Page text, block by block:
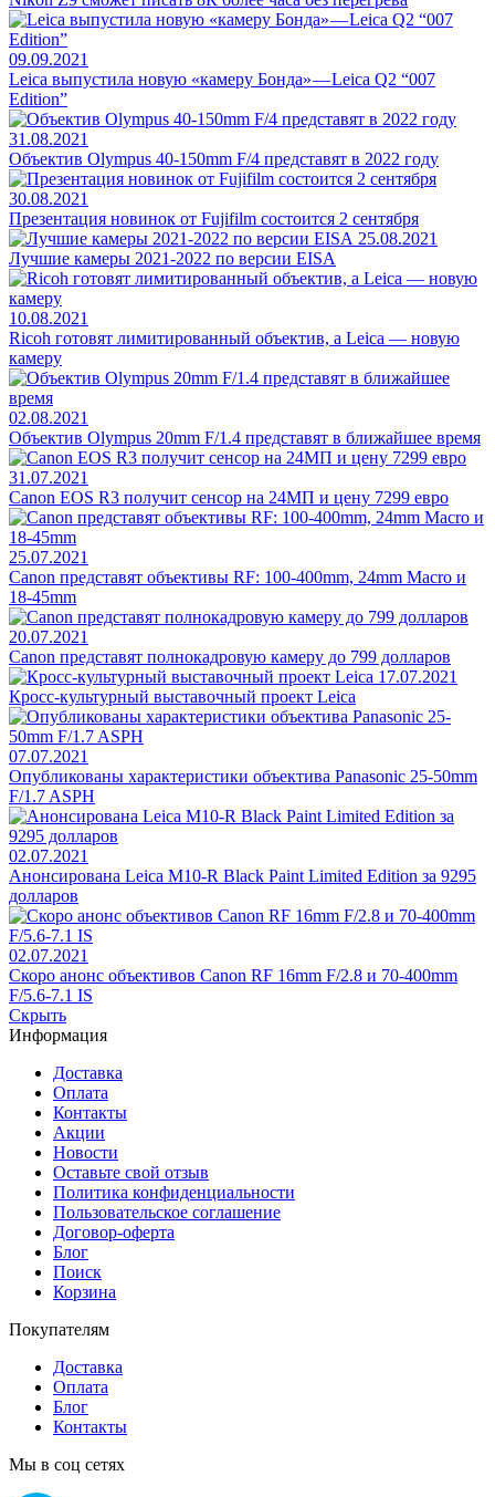
09.09.2021
Leica выпустила новую «камеру Бонда» — Leica Q2 “007
Edition”
31.08.2021
Объектив Olympus 40-150mm F/4 представят в 2022 году
30.08.2021
Презентация новинок от Fujifilm состоится 2 сентября
25.08.2021
Лучшие камеры 2021-2022 по версии EISA
10.08.2021
Ricoh готовят лимитированный объектив, а Leica — новую
камеру
02.08.2021
Объектив Olympus 20mm F/1.4 представят в ближайшее время
31.07.2021
Canon EOS R3 получит сенсор на 24МП и цену 7299 евро
25.07.2021
Canon представят объективы RF: 100-400mm, 24mm Macro и
18-45mm
20.07.2021
Canon представят полнокадровую камеру до 799 долларов
17.07.2021
Кросс-культурный выставочный проект Leica
07.07.2021
Опубликованы характеристики объектива Panasonic 25-50mm
F/1.7 ASPH
02.07.2021
Анонсирована Leica M10-R Black Paint Limited Edition за 9295
долларов
02.07.2021
Скоро анонс объективов Canon RF 16mm F/2.8 и 70-400mm
F/5.6-7.1 IS
Скрыть
Информация
Доставка
Оплата
Контакты
Акции
Новости
Оставьте свой отзыв
Политика конфиденциальности
Пользовательское соглашение
Договор-оферта
Блог
Поиск
Корзина
Покупателям
Доставка
Оплата
Блог
Контакты
Мы в соц сетях